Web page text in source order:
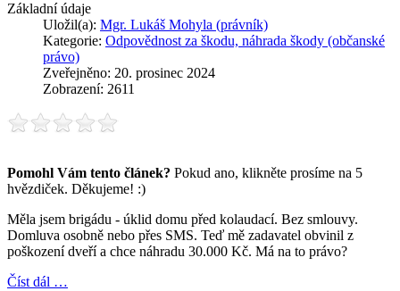
Základní údaje
Uložil(a): Mgr. Lukáš Mohyla (právník)
Kategorie: Odpovědnost za škodu, náhrada škody (občanské
právo)
Zveřejněno: 20. prosinec 2024
Zobrazení: 2611
Pomohl Vám tento článek? Pokud ano, klikněte prosíme na 5
hvězdiček. Děkujeme! :)
Měla jsem brigádu - úklid domu před kolaudací. Bez smlouvy.
Domluva osobně nebo přes SMS. Teď mě zadavatel obvinil z
poškození dveří a chce náhradu 30.000 Kč. Má na to právo?
Číst dál …